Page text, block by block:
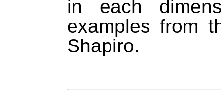
in each
examples from
Shapiro.